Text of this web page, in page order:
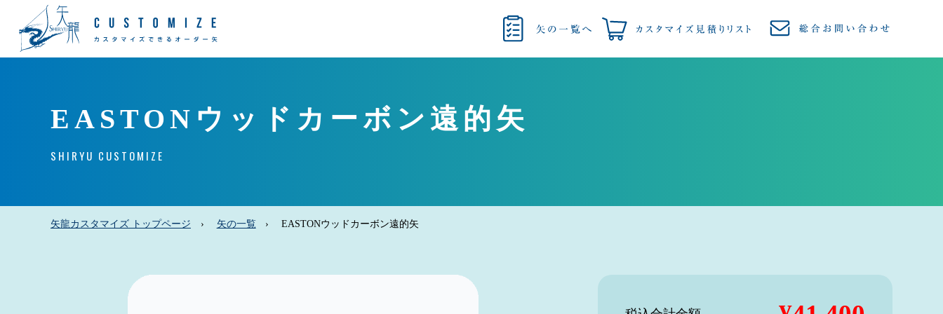
EASTONウッドカーボン遠的矢
SHIRYU CUSTOMIZE
矢龍カスタマイズ トップページ 矢の一覧 EASTONウッドカーボン遠的矢